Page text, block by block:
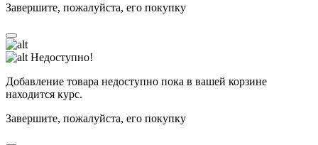
Завершите, пожалуйста, его покупку
Недоступно!
Добавление товара недоступно пока в вашей корзине
находится курс.
Завершите, пожалуйста, его покупку